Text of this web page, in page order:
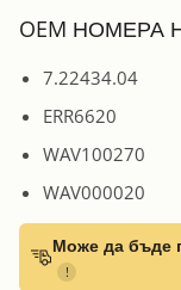
OEM НОМЕРА
7.22434.04
ERR6620
WAV100270
WAV000020
Може да бъде
!